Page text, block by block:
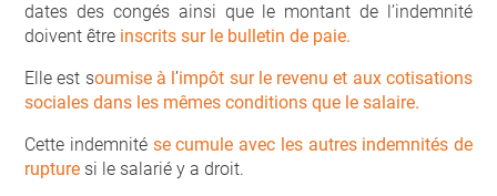
dates des congés ainsi que le montant de l’indemnité
doivent être inscrits sur le bulletin de paie.
Elle est soumise à l’impôt sur le revenu et aux cotisations
sociales dans les mêmes conditions que le salaire.
Cette indemnité se cumule avec les autres indemnités de
rupture si le salarié y a droit.